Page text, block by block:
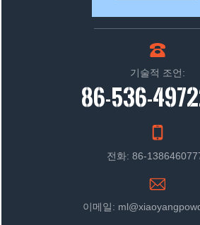
기술적 조언:
86-536-
전화: 86-
이메일:
+86-